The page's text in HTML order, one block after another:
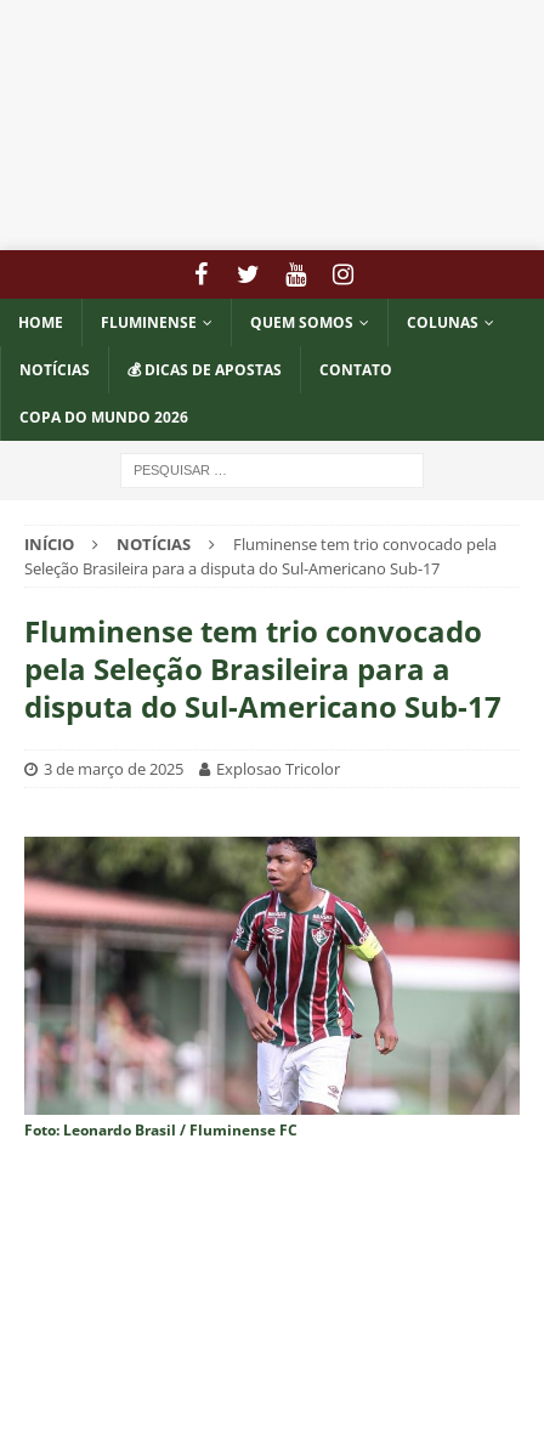
HOME FLUMINENSE QUEM SOMOS COLUNAS
NOTÍCIAS 💰 DICAS DE APOSTAS CONTATO
COPA DO MUNDO 2026
INÍCIO NOTÍCIAS
Fluminense tem trio convocado pela
Seleção Brasileira para a disputa do Sul-Americano Sub-17
Fluminense tem trio convocado
pela Seleção Brasileira para a
disputa do Sul-Americano Sub-17
3 de março de 2025 Explosao Tricolor
Foto: Leonardo Brasil / Fluminense FC